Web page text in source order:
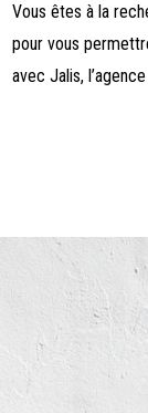
Vous êtes à la
pour vous
avec Jalis,